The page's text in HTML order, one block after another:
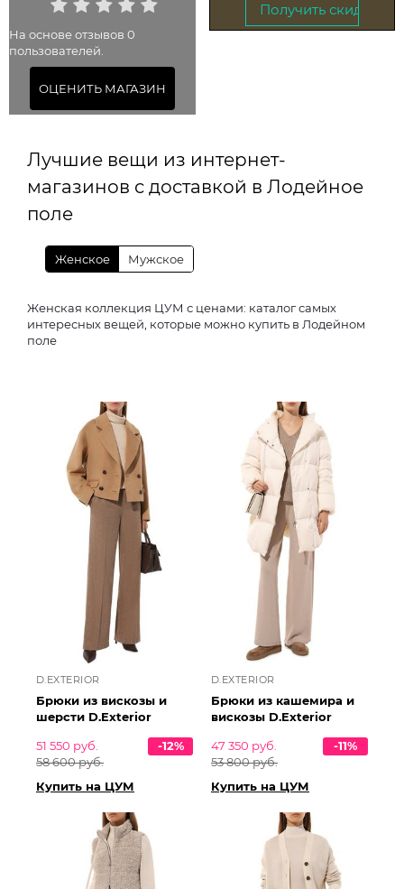
На основе отзывов 0
пользователей.
ОЦЕНИТЬ МАГАЗИН
Получить скидку →
Лучшие вещи из интернет-
магазинов с доставкой в Лодейное
поле
Женское Мужское
Женская коллекция ЦУМ с ценами: каталог самых
интересных вещей, которые можно купить в Лодейном
поле
D.EXTERIOR
Брюки из вискозы и
шерсти D.Exterior
51 550 руб.
58 600 руб.
-12%
Купить на ЦУМ
D.EXTERIOR
Брюки из кашемира и
вискозы D.Exterior
47 350 руб.
53 800 руб.
-11%
Купить на ЦУМ